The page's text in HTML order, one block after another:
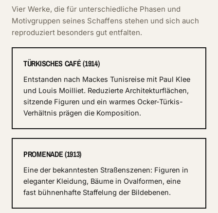
Vier Werke, die für unterschiedliche Phasen und
Motivgruppen seines Schaffens stehen und sich auch
reproduziert besonders gut entfalten.
TÜRKISCHES CAFÉ (1914)
Entstanden nach Mackes Tunisreise mit Paul Klee
und Louis Moilliet. Reduzierte Architekturflächen,
sitzende Figuren und ein warmes Ocker-Türkis-
Verhältnis prägen die Komposition.
PROMENADE (1913)
Eine der bekanntesten Straßenszenen: Figuren in
eleganter Kleidung, Bäume in Ovalformen, eine
fast bühnenhafte Staffelung der Bildebenen.